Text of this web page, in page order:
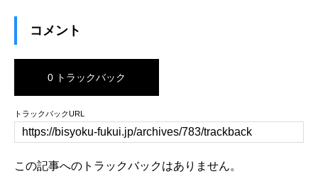
コメント
0 トラックバック
トラックバックURL
この記事へのトラックバックはありません。